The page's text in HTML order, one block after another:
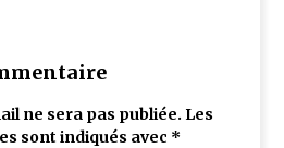
ne sera pas publiée. Les
sont indiqués avec *